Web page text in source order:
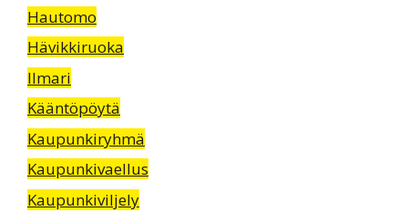
Hautomo
Hävikkiruoka
Ilmari
Kääntöpöytä
Kaupunkiryhmä
Kaupunkivaellus
Kaupunkiviljely